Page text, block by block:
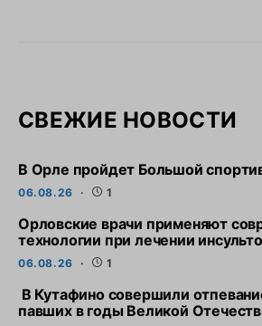
СВЕЖИЕ НОВОСТИ
В Орле пройдет Большой
06.08.26 1
Орловские врачи применяют
технологии при лечении
06.08.26 1
В Кутафино совершили
павших в годы Великой